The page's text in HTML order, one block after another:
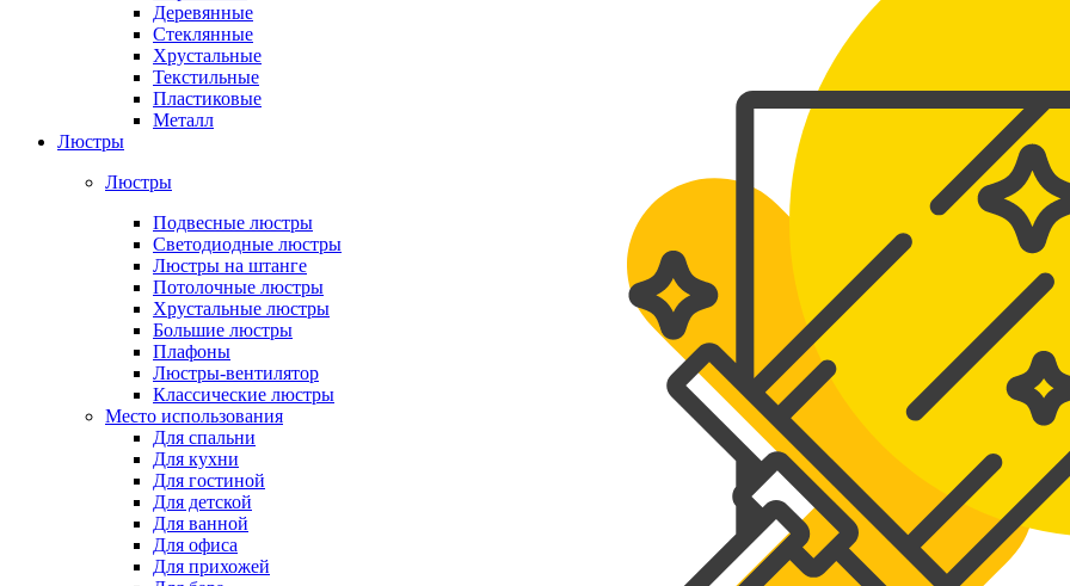
Деревянные
Стеклянные
Хрустальные
Текстильные
Пластиковые
Металл
Люстры
Люстры
Подвесные люстры
Светодиодные люстры
Люстры на штанге
Потолочные люстры
Хрустальные люстры
Большие люстры
Плафоны
Люстры-вентилятор
Классические люстры
Место использования
Для спальни
Для кухни
Для гостиной
Для детской
Для ванной
Для офиса
Для прихожей